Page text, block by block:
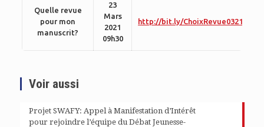
Quelle revue
pour mon
manuscrit?
23
Mars
2021
09h30
http://bit.ly/ChoixRevue0321
Voir aussi
Projet SWAFY: Appel à Manifestation d’Intérêt
pour rejoindre l’équipe du Débat Jeunesse-